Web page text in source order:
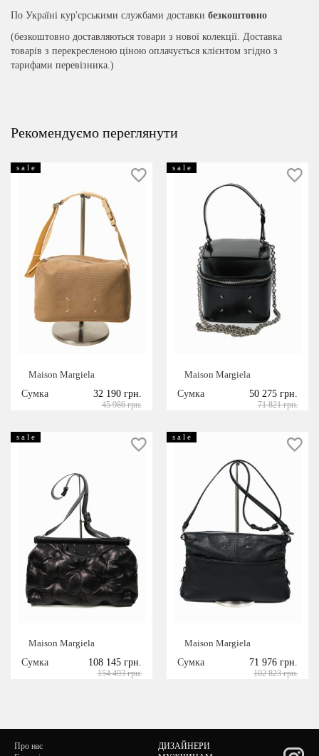
По Україні кур'єрськими службами доставки безкоштовно
(безкоштовно доставляються товари з нової колекції. Доставка
товарів з перекресленою ціною оплачується клієнтом згідно з
тарифами перевізника.)
Рекомендуємо переглянути
s a l e
Maison Margiela
Сумка
32 190 грн.
45 986 грн.
s a l e
Maison Margiela
Сумка
50 275 грн.
71 821 грн.
s a l e
Maison Margiela
Сумка
108 145 грн.
154 493 грн.
s a l e
Maison Margiela
Сумка
71 976 грн.
102 823 грн.
Про нас
ДИЗАЙНЕРИ